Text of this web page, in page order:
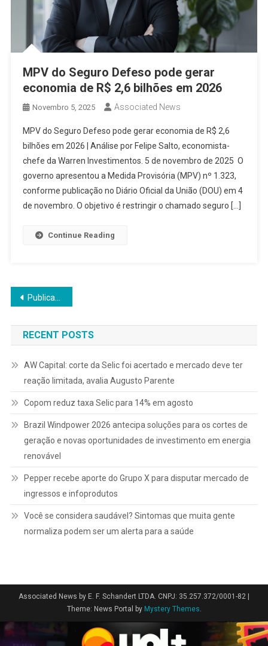
MPV do Seguro Defeso pode gerar
economia de R$ 2,6 bilhões em 2026
Novembro 5, 2025 Associated News
MPV do Seguro Defeso pode gerar economia de R$ 2,6
bilhões em 2026 | Análise por Felipe Salto, economista-
chefe da Warren Investimentos. 5 de novembro de 2025 O
governo apresentou a Medida Provisória (MPV) nº 1.323,
conforme publicação no Diário Oficial da União (DOU) em 4
de novembro. O objetivo é restringir o chamado seguro […]
Continue Reading
Navegação
por
posts
Publicações mais antigas
RECENT POSTS
AW Capital: corte da Selic foi acertado e mercado deve ter
reação limitada, avalia Augusto Parente
Copom reduz taxa Selic para 14% em agosto
Brazil Windpower 2026 antecipa soluções para os cortes de
geração e novas oportunidades de investimento em energia
renovável
Pepper recebe aporte do Grupo X para disputar mercado de
ingressos e infoprodutos
Você se considera saudável? Sintomas que muita gente
normaliza podem ser um alerta para a saúde
Associated News by E. F. Schandert LTDA. CNPJ: 35.257.372/0001-82 |
Theme: News Portal by Mystery Themes.